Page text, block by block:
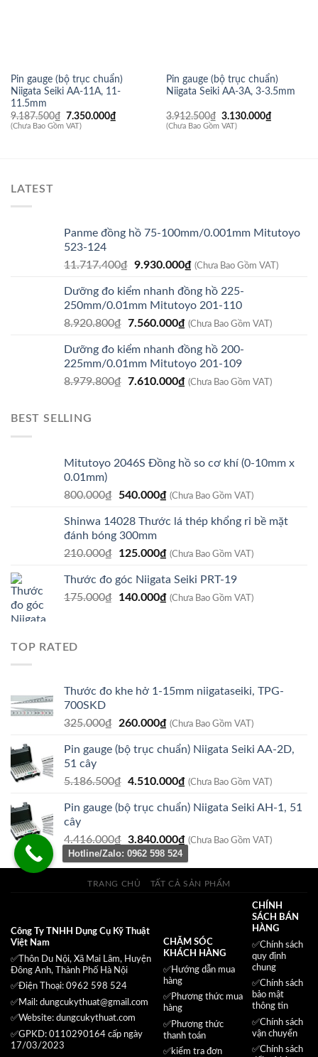
Pin gauge (bộ trục chuẩn)
Niigata Seiki AA-11A, 11-
11.5mm
9.187.500₫ Giá
gốc
7.350.000₫Giá
(Chưa Bao Gồm VAT)
Pin gauge (bộ trục chuẩn)
Niigata Seiki AA-3A, 3-3.5mm
3.912.500₫ Giá
gốc
3.130.000₫Giá
(Chưa Bao Gồm VAT)
LATEST
Panme đồng hồ 75-100mm/0.001mm Mitutoyo
523-124
11.717.400₫ Giá
là:
11.717.400₫.
9.930.000₫Giá
tại
là:
9.930.000₫.
(Chưa Bao Gồm VAT)
Dưỡng đo kiểm nhanh đồng hồ 225-
250mm/0.01mm Mitutoyo 201-110
8.920.800₫ Giá
là:
8.920.800₫.
7.560.000₫Giá
tại
là:
7.560.000₫.
(Chưa Bao Gồm VAT)
Dưỡng đo kiểm nhanh đồng hồ 200-
225mm/0.01mm Mitutoyo 201-109
8.979.800₫ Giá
7.610.000₫Giá
(Chưa Bao Gồm VAT)
BEST SELLING
Mitutoyo 2046S Đồng hồ so cơ khí (0-10mm x
0.01mm)
800.000₫
Giá
là:
800.000₫.
540.000₫Giá
tại
540.000₫.
(Chưa Bao Gồm VAT)
Shinwa 14028 Thước lá thép khổng rỉ bề mặt
đánh bóng 300mm
210.000₫
Giá
là:
210.000₫.
125.000₫Giá
tại
là:
(Chưa Bao Gồm VAT)
Thước đo góc Niigata Seiki PRT-19
175.000₫
Giá
140.000₫Giá
(Chưa Bao Gồm VAT)
TOP RATED
Thước đo khe hở 1-15mm niigataseiki, TPG-
700SKD
325.000₫
Giá
là:
260.000₫Giá
tại
260.000₫.
(Chưa Bao Gồm VAT)
Pin gauge (bộ trục chuẩn) Niigata Seiki AA-2D,
51 cây
5.186.500₫ Giá
là:
4.510.000₫Giá
tại
4.510.000₫.
(Chưa Bao Gồm VAT)
Pin gauge (bộ trục chuẩn) Niigata Seiki AH-1, 51
cây
4.416.000₫ Giá
gốc
là:
4.416.000₫.
3.840.000₫Giá
tại
là:
(Chưa Bao Gồm VAT)
TRANG CHỦ TẤT CẢ SẢN PHẨM
Công Ty TNHH Dụng Cụ Kỹ Thuật
Việt Nam
✅Thôn Du Nội, Xã Mai Lâm, Huyện
Đông Anh, Thành Phố Hà Nội
✅Điện Thoại: 0962 598 524
✅Mail: dungcukythuat@gmail.com
✅Website: dungcukythuat.com
✅GPKD: 0110290164 cấp ngày
17/03/2023
CHĂM SÓC
KHÁCH HÀNG
✅Hướng dẫn mua
hàng
✅Phương thức mua
hàng
✅Phương thức
thanh toán
✅kiểm tra đơn
CHÍNH
SÁCH BÁN
HÀNG
✅Chính sách
quy định
chung
✅Chính sách
bảo mật
thông tin
✅Chính sách
vận chuyển
✅Chính sách
Hotline/Zalo: 0962 598 524